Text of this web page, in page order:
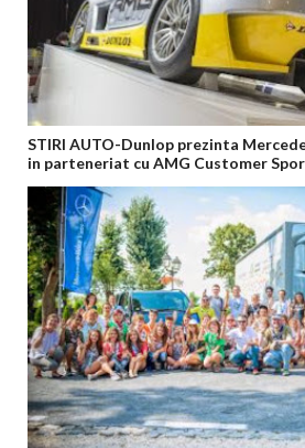
STIRI AUTO-Dunlop prezinta
in parteneriat cu AMG Customer